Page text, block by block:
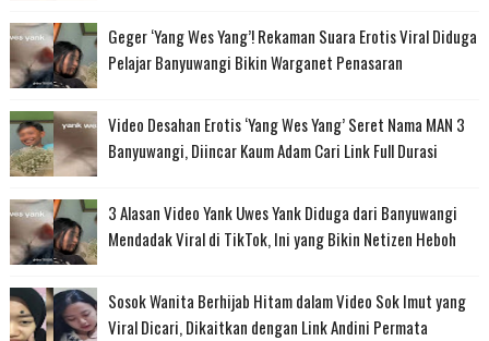
Geger ‘Yang Wes Yang’! Rekaman Suara Erotis Viral Diduga
Pelajar Banyuwangi Bikin Warganet Penasaran
Video Desahan Erotis ‘Yang Wes Yang’ Seret Nama MAN 3
Banyuwangi, Diincar Kaum Adam Cari Link Full Durasi
3 Alasan Video Yank Uwes Yank Diduga dari Banyuwangi
Mendadak Viral di TikTok, Ini yang Bikin Netizen Heboh
Sosok Wanita Berhijab Hitam dalam Video Sok Imut yang
Viral Dicari, Dikaitkan dengan Link Andini Permata